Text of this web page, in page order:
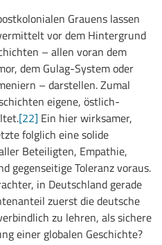
Grauens lassen
vor dem Hintergrund
– allen voran dem
dem Gulag-System oder
– darstellen. Zumal
eigene, östlich-
[22] Ein hier wirksamer,
folglich eine solide
Beteiligten, Empathie,
gegenseitige Toleranz voraus.
in Deutschland gerade
zuerst die deutsche
zu lehren, als sichere
einer globalen Geschichte?